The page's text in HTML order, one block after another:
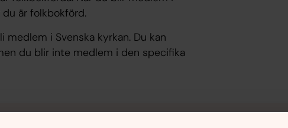
är folkbokförd.
i Svenska kyrkan. Du kan
du blir inte medlem i den specifika